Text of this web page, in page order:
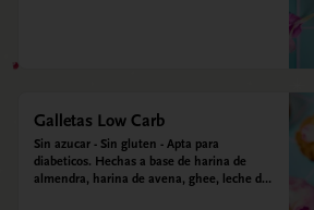
Galletas Low Carb
Sin azucar - Sin gluten - Apta para
diabeticos. Hechas a base de harina de
almendra, harina de avena, ghee, leche de